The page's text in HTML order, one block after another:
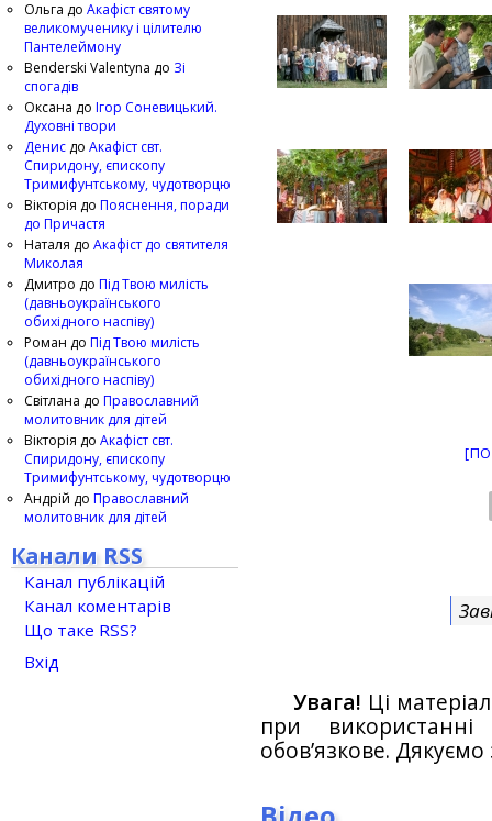
Увага! Ці
при
обов’язкове.
Ольга до Акафіст святому
великомученику і цілителю
Пантелеймону
Benderski Valentyna до Зі
спогадів
Оксана до Ігор Соневицький.
Духовні твори
Денис до Акафіст свт.
Спиридону, єпископу
Тримифунтському, чудотворцю
Вікторія до Пояснення, поради
до Причастя
Наталя до Акафіст до святителя
Миколая
Дмитро до Під Твою милість
(давньоукраїнського
обихідного наспіву)
Роман до Під Твою милість
(давньоукраїнського
обихідного наспіву)
Світлана до Православний
молитовник для дітей
Вікторія до Акафіст свт.
Спиридону, єпископу
Тримифунтському, чудотворцю
Андрій до Православний
молитовник для дітей
Канали RSS
Канал публікацій
Канал коментарів
Що таке RSS?
Вхід